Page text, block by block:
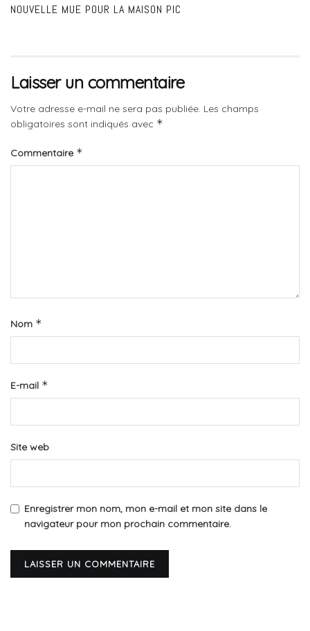
NOUVELLE MUE POUR LA MAISON PIC
Laisser un commentaire
Votre adresse e-mail ne sera pas publiée. Les champs
obligatoires sont indiqués avec *
Commentaire *
Nom *
E-mail *
Site web
Enregistrer mon nom, mon e-mail et mon site dans le
navigateur pour mon prochain commentaire.